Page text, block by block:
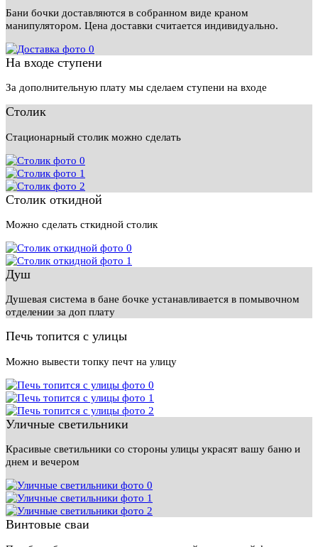
Бани бочки доставляются в собранном виде краном
манипулятором. Цена доставки считается индивидуально.
На входе ступени
За дополнительную плату мы сделаем ступени на входе
Столик
Стационарный столик можно сделать
Столик откидной
Можно сделать сткидной столик
Душ
Душевая система в бане бочке устанавливается в помывочном
отделении за доп плату
Печь топится с улицы
Можно вывести топку печт на улицу
Уличные светильники
Красивые светильники со стороны улицы украсят вашу баню и
днем и вечером
Винтовые сваи